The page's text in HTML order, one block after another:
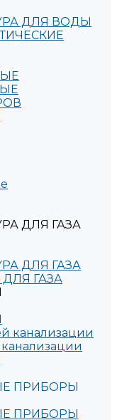
ДЛЯ ВОДЫ
ДЛЯ ГАЗА
ДЛЯ ГАЗА
ГАЗА
канализации
ПРИБОРЫ
ПРИБОРЫ